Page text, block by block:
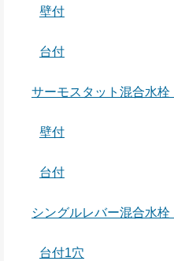
壁付
台付
サーモスタット混合水栓
壁付
台付
シングルレバー混合水栓
台付1穴